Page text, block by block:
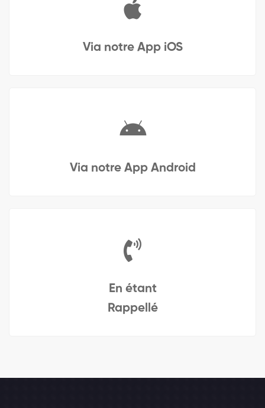
Via notre App iOS
Via notre App Android
En étant
Rappellé